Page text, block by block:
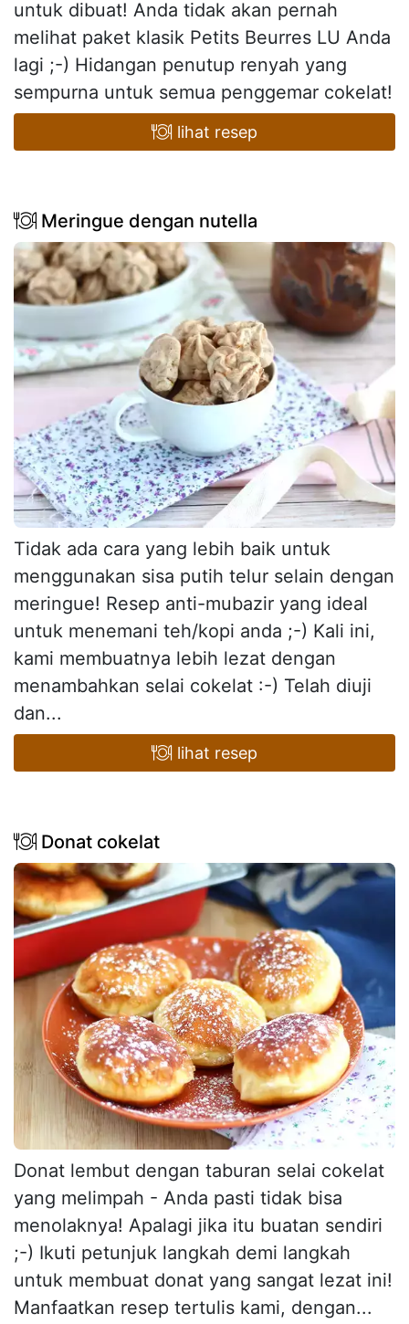
untuk dibuat! Anda tidak akan pernah
melihat paket klasik Petits Beurres LU Anda
lagi ;-) Hidangan penutup renyah yang
sempurna untuk semua penggemar cokelat!
lihat resep
Meringue dengan nutella
Tidak ada cara yang lebih baik untuk
menggunakan sisa putih telur selain dengan
meringue! Resep anti-mubazir yang ideal
untuk menemani teh/kopi anda ;-) Kali ini,
kami membuatnya lebih lezat dengan
menambahkan selai cokelat :-) Telah diuji
dan...
lihat resep
Donat cokelat
Donat lembut dengan taburan selai cokelat
yang melimpah - Anda pasti tidak bisa
menolaknya! Apalagi jika itu buatan sendiri
;-) Ikuti petunjuk langkah demi langkah
untuk membuat donat yang sangat lezat ini!
Manfaatkan resep tertulis kami, dengan...